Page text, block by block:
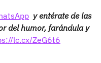
y entérate de las
del humor, farándula y
lc.cx/ZeG6t6